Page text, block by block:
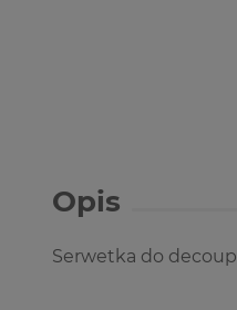
Opis
Serwetka do